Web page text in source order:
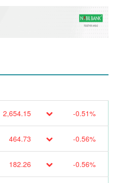
2,654.15 -0.51%
464.73 -0.56%
182.26 -0.56%